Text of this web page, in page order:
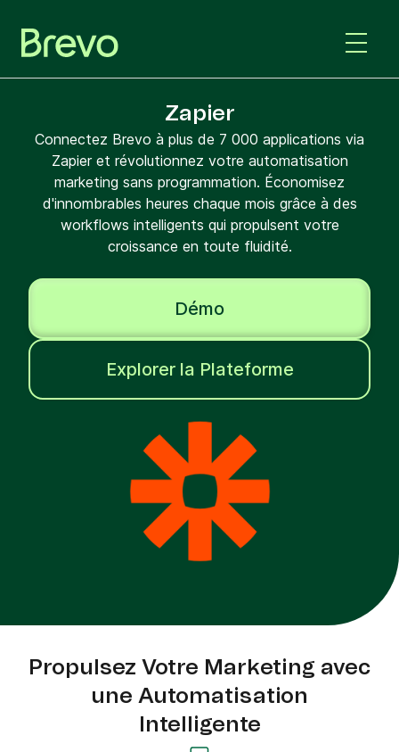
Zapier
Connectez Brevo à plus de 7 000 applications via
Zapier et révolutionnez votre automatisation
marketing sans programmation. Économisez
d'innombrables heures chaque mois grâce à des
workflows intelligents qui propulsent votre
croissance en toute fluidité.
Démo
Explorer la Plateforme
Propulsez Votre Marketing avec
une Automatisation
Intelligente